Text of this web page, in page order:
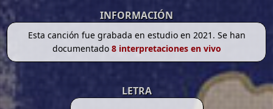
INFORMACIÓN
Esta canción fue grabada en estudio en 2021. Se han
documentado 8 interpretaciones en vivo
LETRA